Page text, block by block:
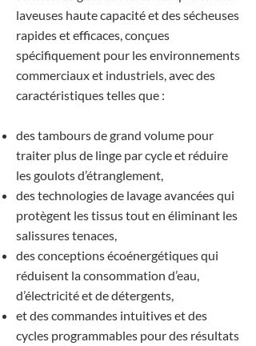
laveuses haute capacité et des sécheuses
rapides et efficaces, conçues
spécifiquement pour les environnements
commerciaux et industriels, avec des
caractéristiques telles que :
des tambours de grand volume pour
traiter plus de linge par cycle et réduire
les goulots d’étranglement,
des technologies de lavage avancées qui
protègent les tissus tout en éliminant les
salissures tenaces,
des conceptions écoénergétiques qui
réduisent la consommation d’eau,
d’électricité et de détergents,
et des commandes intuitives et des
cycles programmables pour des résultats